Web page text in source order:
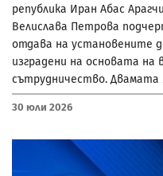
република Иран Абас
Велислава Петрова
отдава на установените
изградени на основата на
сътрудничество. Двамата
30 Юли 2026